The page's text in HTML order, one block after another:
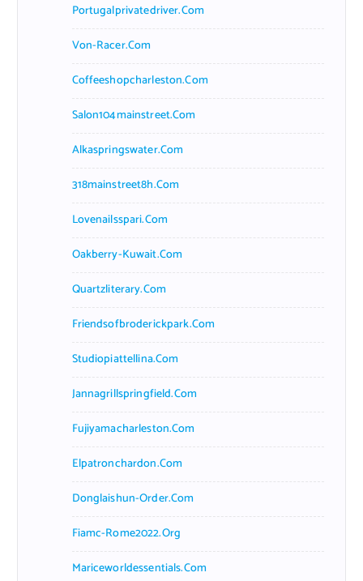
Portugalprivatedriver.com
Von-Racer.com
Coffeeshopcharleston.com
Salon104mainstreet.com
Alkaspringswater.com
318mainstreet8h.com
Lovenailsspari.com
Oakberry-Kuwait.com
Quartzliterary.com
Friendsofbroderickpark.com
Studiopiattellina.com
Jannagrillspringfield.com
Fujiyamacharleston.com
Elpatronchardon.com
Donglaishun-Order.com
Fiamc-Rome2022.org
Mariceworldessentials.com